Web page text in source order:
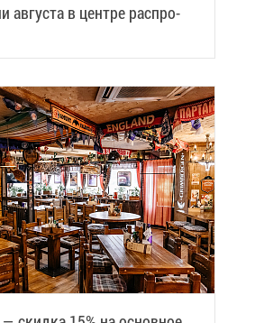
ав­гу­ста в цен­тре рас­про­